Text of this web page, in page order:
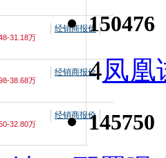
31.18万
经销商报价
38.68万
经销商报价
32.80万
经销商报价
150476
4凤凰
145750